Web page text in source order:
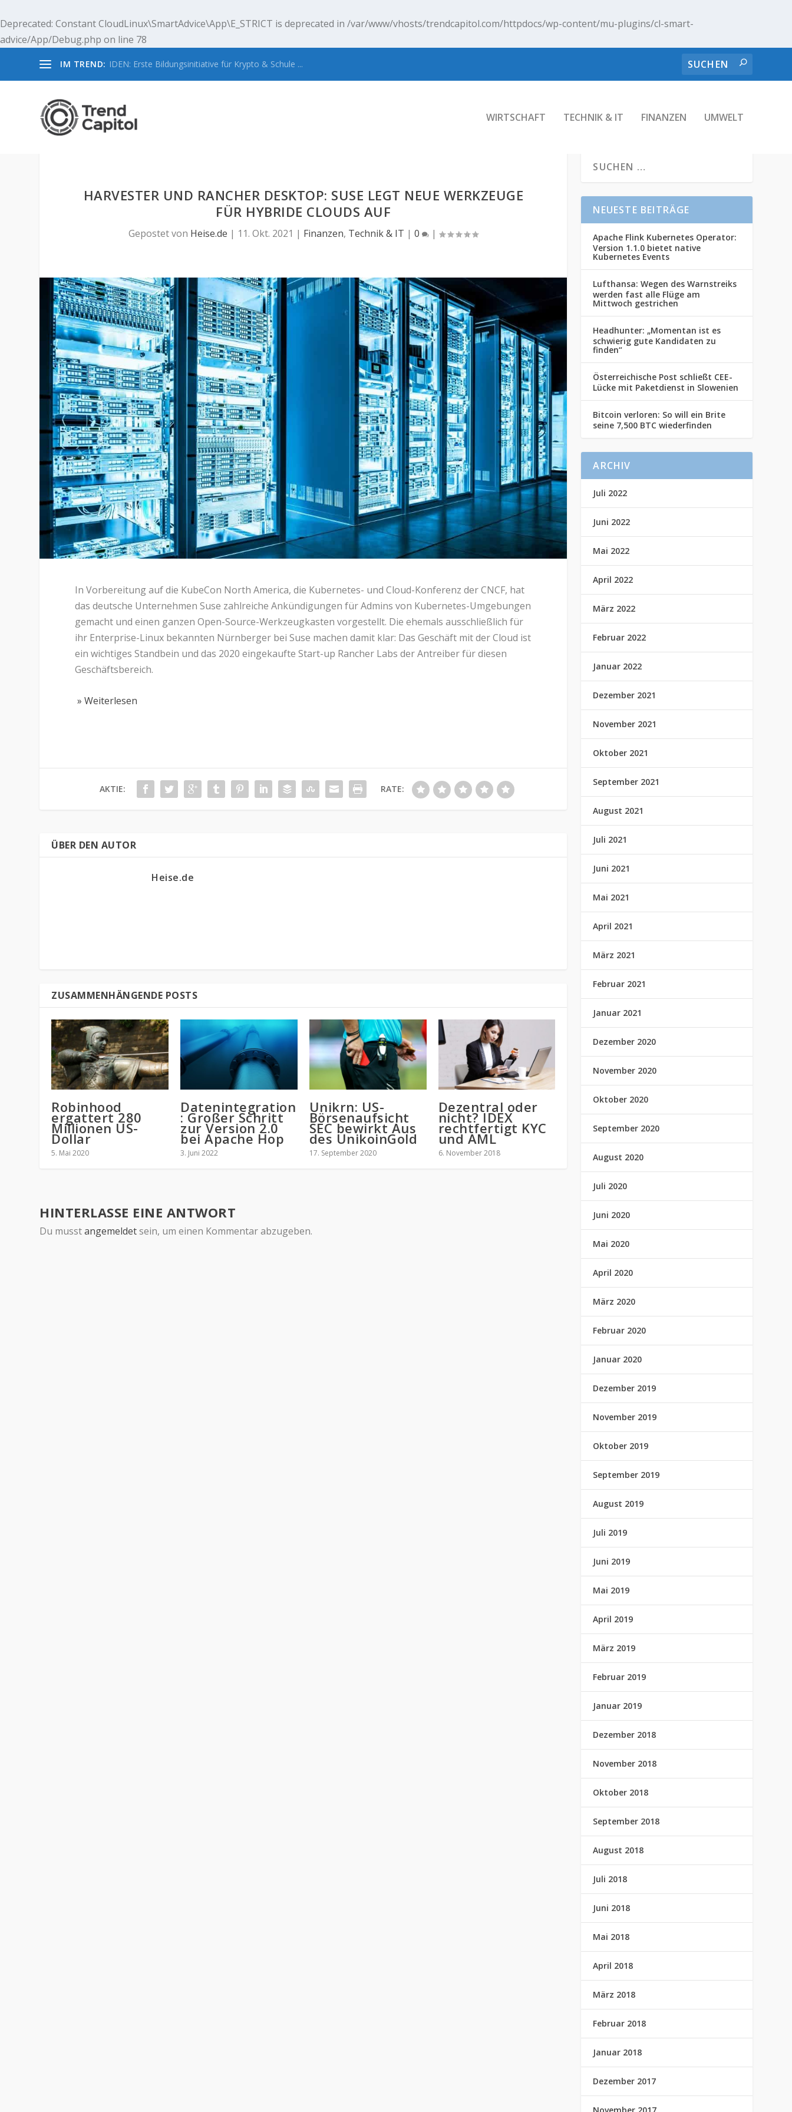
Deprecated: Constant CloudLinux\SmartAdvice\App\E_STRICT is deprecated in /var/www/vhosts/trendcapitol.com/httpdocs/wp-content/mu-plugins/cl-smart-
advice/App/Debug.php on line 78
IM TREND: IDEN: Erste Bildungsinitiative für Krypto & Schule ...
WIRTSCHAFT TECHNIK & IT FINANZEN UMWELT
HARVESTER UND RANCHER DESKTOP: SUSE LEGT NEUE WERKZEUGE
FÜR HYBRIDE CLOUDS AUF
Gepostet von Heise.de | 11. Okt. 2021 | Finanzen, Technik & IT |0 |
In Vorbereitung auf die KubeCon North America, die Kubernetes- und Cloud-Konferenz der CNCF, hat
das deutsche Unternehmen Suse zahlreiche Ankündigungen für Admins von Kubernetes-Umgebungen
gemacht und einen ganzen Open-Source-Werkzeugkasten vorgestellt. Die ehemals ausschließlich für
ihr Enterprise-Linux bekannten Nürnberger bei Suse machen damit klar: Das Geschäft mit der Cloud ist
ein wichtiges Standbein und das 2020 eingekaufte Start-up Rancher Labs der Antreiber für diesen
Geschäftsbereich.
» Weiterlesen
AKTIE: RATE:
ÜBER DEN AUTOR
Heise.de
ZUSAMMENHÄNGENDE POSTS
Robinhood
ergattert 280
Millionen US-
Dollar
5. Mai 2020
Datenintegration
: Großer Schritt
zur Version 2.0
bei Apache Hop
3. Juni 2022
Unikrn: US-
Börsenaufsicht
SEC bewirkt Aus
des UnikoinGold
17. September 2020
Dezentral oder
nicht? IDEX
rechtfertigt KYC
und AML
6. November 2018
HINTERLASSE EINE ANTWORT
Du musstangemeldetsein, um einen Kommentar abzugeben.
NEUESTE BEITRÄGE
Apache Flink Kubernetes Operator:
Version 1.1.0 bietet native
Kubernetes Events
Lufthansa: Wegen des Warnstreiks
werden fast alle Flüge am
Mittwoch gestrichen
Headhunter: „Momentan ist es
schwierig gute Kandidaten zu
finden“
Österreichische Post schließt CEE-
Lücke mit Paketdienst in Slowenien
Bitcoin verloren: So will ein Brite
seine 7,500 BTC wiederfinden
ARCHIV
Juli 2022
Juni 2022
Mai 2022
April 2022
März 2022
Februar 2022
Januar 2022
Dezember 2021
November 2021
Oktober 2021
September 2021
August 2021
Juli 2021
Juni 2021
Mai 2021
April 2021
März 2021
Februar 2021
Januar 2021
Dezember 2020
November 2020
Oktober 2020
September 2020
August 2020
Juli 2020
Juni 2020
Mai 2020
April 2020
März 2020
Februar 2020
Januar 2020
Dezember 2019
November 2019
Oktober 2019
September 2019
August 2019
Juli 2019
Juni 2019
Mai 2019
April 2019
März 2019
Februar 2019
Januar 2019
Dezember 2018
November 2018
Oktober 2018
September 2018
August 2018
Juli 2018
Juni 2018
Mai 2018
April 2018
März 2018
Februar 2018
Januar 2018
Dezember 2017